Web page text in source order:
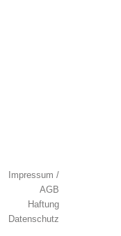
Impressum /
AGB
Haftung
Datenschutz